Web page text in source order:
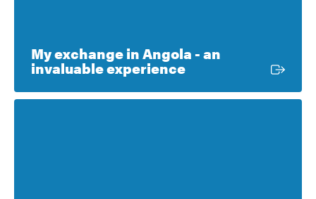
My exchange in Angola - an
invaluable experienceExtern länk